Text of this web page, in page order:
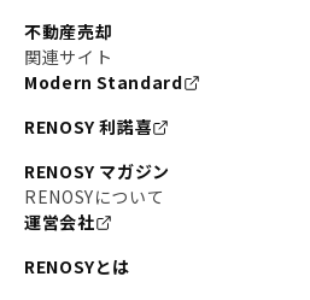
不動産売却
関連サイト
Modern Standard
RENOSY 利諾喜
RENOSY マガジン
RENOSYについて
運営会社
RENOSYとは